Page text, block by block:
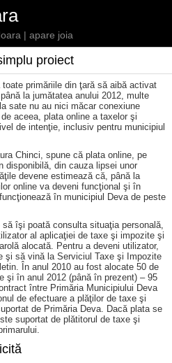
| apare joia
proiect
toate primăriile din ţară să aibă activat
la jumătatea anului 2012, multe
sate nu au nici măcar conexiune
aceea, plata online a taxelor şi
de intenţie, inclusiv pentru municipiul
Chinci, spune că plata online, pe
disponibilă, din cauza lipsei unor
devene estimează că, până la
online va deveni funcţional şi în
în municipiul Deva de peste
îşi poată consulta situaţia personală,
al aplicaţiei de taxe şi impozite şi
alocată. Pentru a deveni utilizator,
şi să vină la Serviciul Taxe şi Impozite
În anul 2010 au fost alocate 50 de
şi în anul 2012 (până în prezent) – 95
între Primăria Municipiului Deva
de efectuare a plăţilor de taxe şi
de Primăria Deva. Dacă plata se
suportat de plătitorul de taxe şi